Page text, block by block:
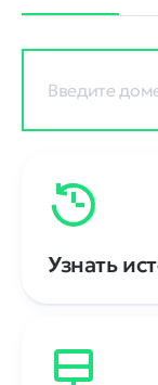
Узнать